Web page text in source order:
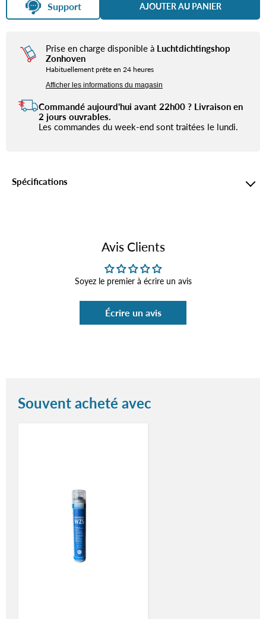
Support AJOUTER AU PANIER
Prise en charge disponible à Luchtdichtingshop
Zonhoven
Habituellement prête en 24 heures
Afficher les informations du magasin
Commandé aujourd'hui avant 22h00 ? Livraison en
2 jours ouvrables.
Les commandes du week-end sont traitées le lundi.
Spécifications
Avis Clients
Soyez le premier à écrire un avis
Écrire un avis
Souvent acheté avec